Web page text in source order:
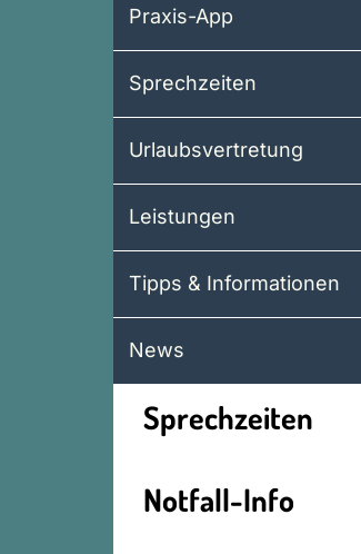
Praxis-App
Sprechzeiten
Urlaubsvertretung
Leistungen
Tipps & Informationen
News
Sprechzeiten
Notfall-Info